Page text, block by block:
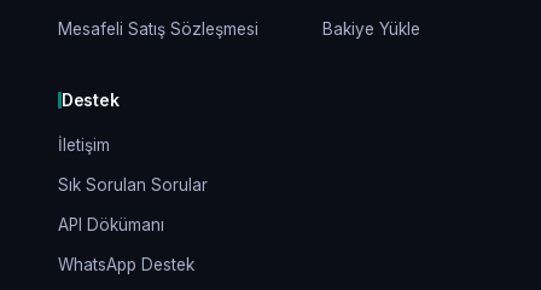
Mesafeli Satış Sözleşmesi Bakiye Yükle
Destek
İletişim
Sık Sorulan Sorular
API Dökümanı
WhatsApp Destek